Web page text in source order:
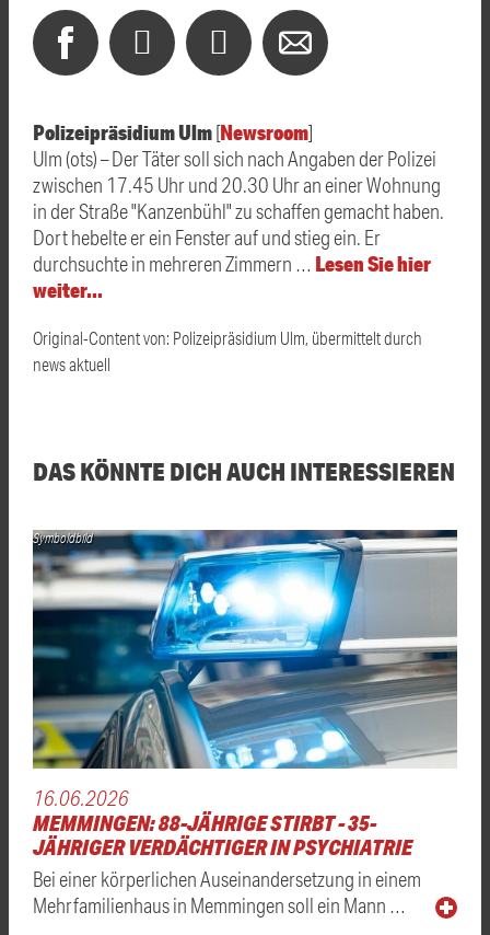
Polizeipräsidium Ulm[Newsroom]
Ulm (ots) – Der Täter soll sich nach Angaben der Polizei
zwischen 17.45 Uhr und 20.30 Uhr an einer Wohnung
in der Straße "Kanzenbühl" zu schaffen gemacht haben.
Dort hebelte er ein Fenster auf und stieg ein. Er
durchsuchte in mehreren Zimmern … Lesen Sie hier
weiter…
Original-Content von: Polizeipräsidium Ulm, übermittelt durch
news aktuell
DAS KÖNNTE DICH AUCH INTERESSIEREN
Symboldbild
16.06.2026
MEMMINGEN: 88-JÄHRIGE STIRBT - 35-
JÄHRIGER VERDÄCHTIGER IN PSYCHIATRIE
Bei einer körperlichen Auseinandersetzung in einem
Mehrfamilienhaus in Memmingen soll ein Mann …